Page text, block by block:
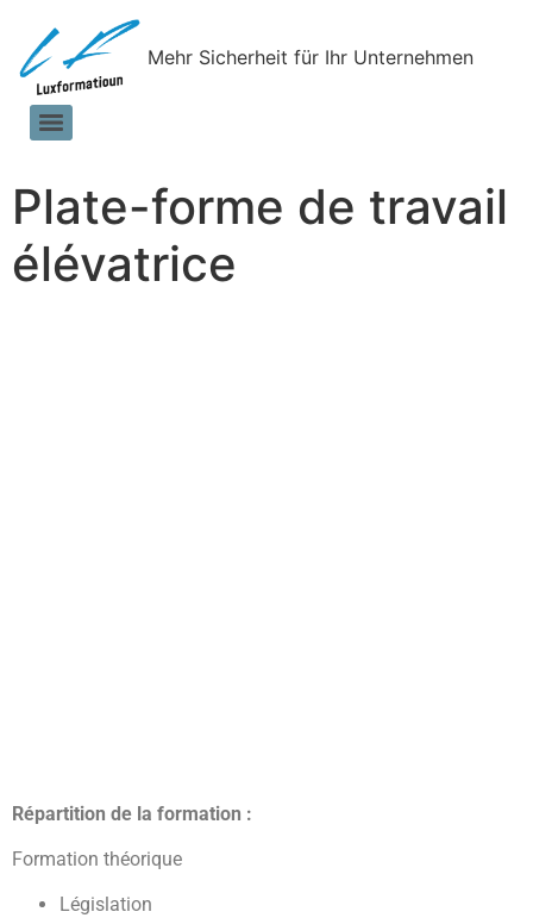
Mehr Sicherheit für Ihr Unternehmen
Plate-forme de travail
élévatrice
Répartition de la formation :
Formation théorique
Législation